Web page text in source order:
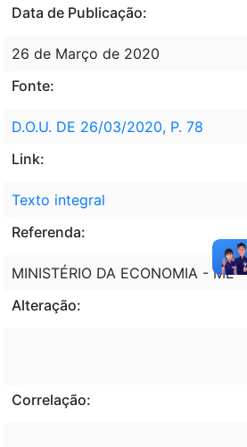
Data de Publicação:
26 de Março de 2020
Fonte:
D.O.U. DE 26/03/2020, P. 78
Link:
Texto integral
Referenda:
MINISTÉRIO DA ECONOMIA - ME
Alteração:
Correlação: